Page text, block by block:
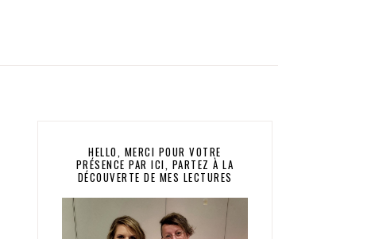
HELLO, MERCI POUR VOTRE
PRÉSENCE PAR ICI, PARTEZ À LA
DÉCOUVERTE DE MES LECTURES